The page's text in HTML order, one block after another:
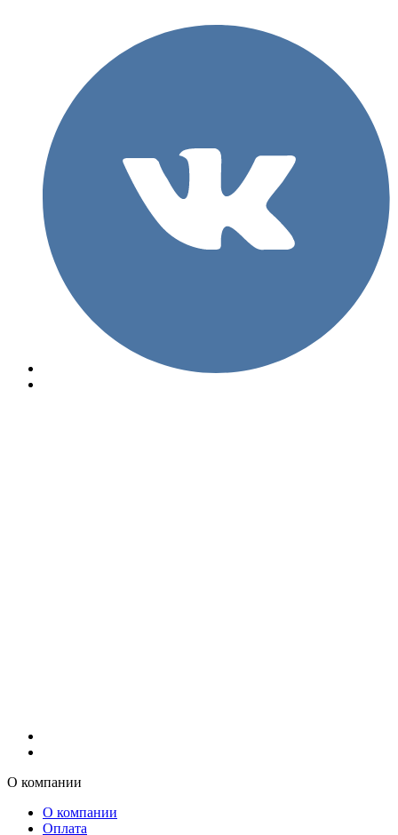
О компании
О компании
Оплата